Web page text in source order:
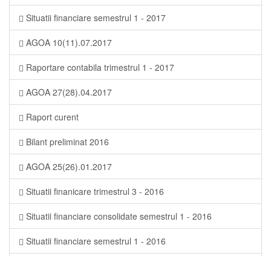
Situatii financiare semestrul 1 - 2017
AGOA 10(11).07.2017
Raportare contabila trimestrul 1 - 2017
AGOA 27(28).04.2017
Raport curent
Bilant preliminat 2016
AGOA 25(26).01.2017
Situatii finanicare trimestrul 3 - 2016
Situatii financiare consolidate semestrul 1 - 2016
Situatii financiare semestrul 1 - 2016